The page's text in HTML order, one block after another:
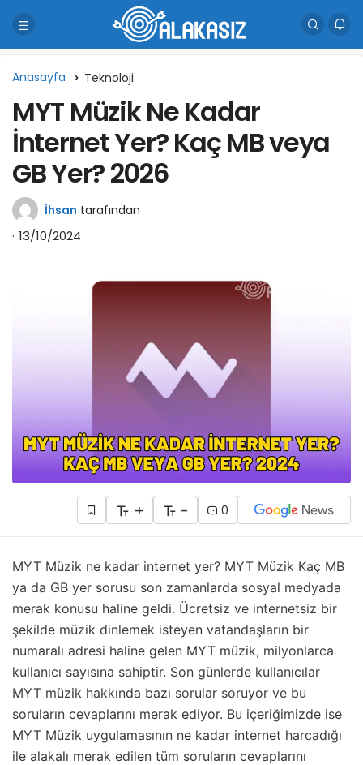
Anasayfa Teknoloji
MYT Müzik Ne Kadar
İnternet Yer? Kaç MB veya
GB Yer? 2026
İhsan tarafından
13/10/2024
+ - 0
MYT Müzik ne kadar internet yer? MYT Müzik Kaç MB
ya da GB yer sorusu son zamanlarda sosyal medyada
merak konusu haline geldi. Ücretsiz ve internetsiz bir
şekilde müzik dinlemek isteyen vatandaşların bir
numaralı adresi haline gelen MYT müzik, milyonlarca
kullanıcı sayısına sahiptir. Son günlerde kullanıcılar
MYT müzik hakkında bazı sorular soruyor ve bu
soruların cevaplarını merak ediyor. Bu içeriğimizde ise
MYT Müzik uygulamasının ne kadar internet harcadığı
ile alakalı merak edilen tüm soruların cevaplarını